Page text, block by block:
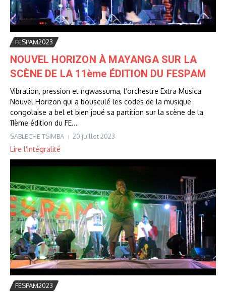
FESPAM2023
NOUVEL HORIZON À MAYANGA SUR LA
SCÈNE DE LA 11ème ÉDITION DU FESPAM
Vibration, pression et ngwassuma, l’orchestre Extra Musica
Nouvel Horizon qui a bousculé les codes de la musique
congolaise a bel et bien joué sa partition sur la scène de la
11ème édition du FE...
SABLECHE TSIMBA 20 juillet 2023
Lire l'intégralité
FESPAM2023